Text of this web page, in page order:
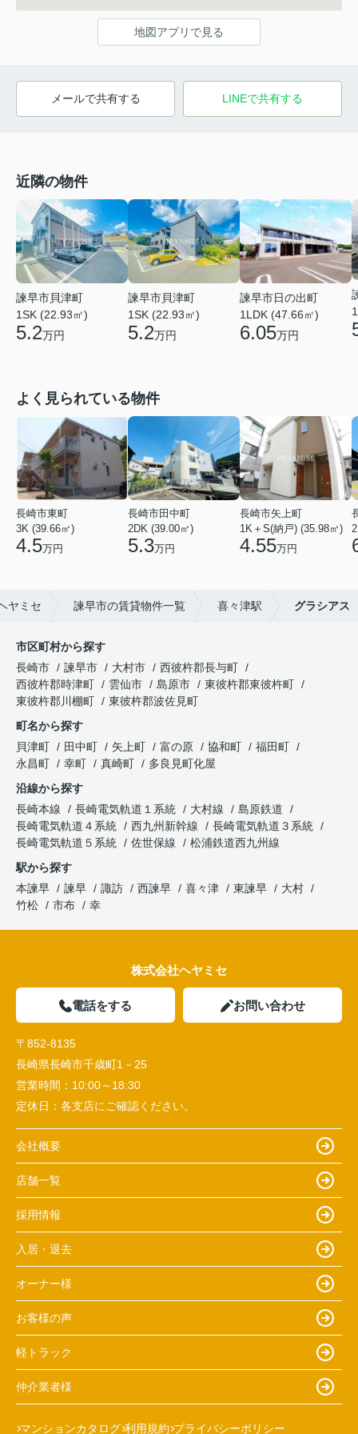
地図アプリで見る
メールで共有する LINEで共有する
近隣の物件
諫早市貝津町
1SK (22.93㎡)
5.2万円
諫早市貝津町
1SK (22.93㎡)
5.2万円
諫早市日の出町
1LDK (47.66㎡)
6.05万円
よく見られている物件
長崎市東町
3K (39.66㎡)
4.5万円
長崎市田中町
2DK (39.00㎡)
5.3万円
長崎市矢上町
1K＋S(納戸) (35.98㎡)
4.55万円
ヤミセ 諫早市の賃貸物件一覧 喜々津駅 グラシアス
市区町村から探す
長崎市
諫早市 大村市
西彼杵郡長与町
西彼杵郡時津町
雲仙市 島原市
東彼杵郡東彼杵町
東彼杵郡川棚町
東彼杵郡波佐見町
町名から探す
貝津町
田中町 矢上町 富の原 協和町
福田町
永昌町
幸町 真崎町
多良見町化屋
沿線から探す
長崎本線
長崎電気軌道１系統 大村線
島原鉄道
長崎電気軌道４系統
西九州新幹線
長崎電気軌道３系統
長崎電気軌道５系統
佐世保線
松浦鉄道西九州線
駅から探す
本諫早
諫早 諏訪 西諫早 喜々津 東諫早
大村
竹松
市布 幸
株式会社ヘヤミセ
電話をする お問い合わせ
〒852-8135
長崎県長崎市千歳町1－25
営業時間： 10:00～18:30
定休日： 各支店にご確認ください。
会社概要
店舗一覧
採用情報
入居・退去
オーナー様
お客様の声
軽トラック
仲介業者様
マンションカタログ 利用規約 プライバシーポリシー